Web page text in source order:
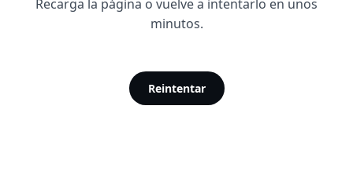
Recarga la página o vuelve a intentarlo en unos
minutos.
Reintentar